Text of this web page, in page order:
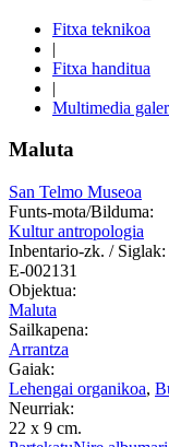
Fitxa teknikoa
|
Fitxa handitua
|
Multimedia
Maluta
San Telmo Museoa
Funts-mota/Bilduma:
Kultur antropologia
Inbentario-zk. / Siglak:
E-002131
Objektua:
Maluta
Sailkapena:
Arrantza
Gaiak:
Lehengai organikoa,
Neurriak:
22 x 9 cm.